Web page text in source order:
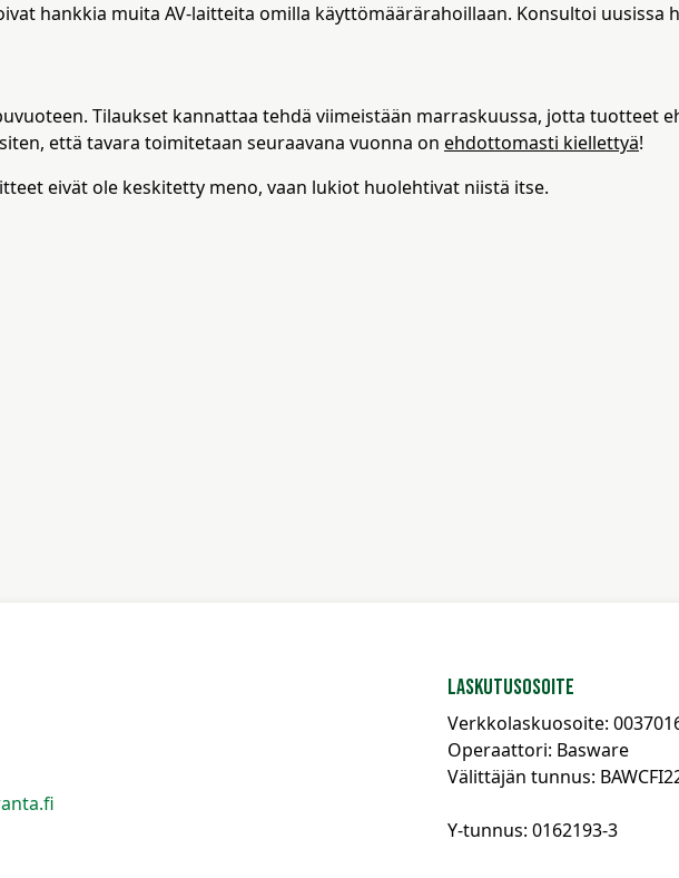
hankkia muita AV-laitteita omilla käyttömäärärahoillaan. Konsultoi uusissa
Tilaukset kannattaa tehdä viimeistään marraskuussa, jotta tuotteet
että tavara toimitetaan seuraavana vuonna on ehdottomasti kiellettyä!
eivät ole keskitetty meno, vaan lukiot huolehtivat niistä itse.
Laskutusosoite
Verkkolaskuosoite:
Operaattori: Basware
Välittäjän tunnus:
Y-tunnus: 0162193-3